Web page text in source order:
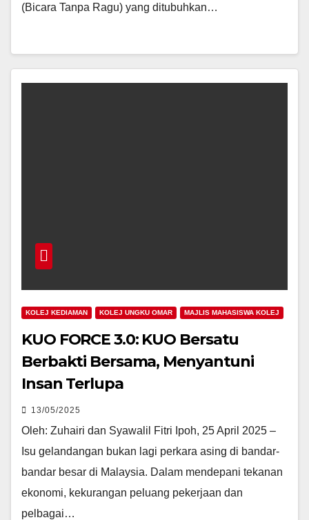
(Bicara Tanpa Ragu) yang ditubuhkan…
KOLEJ KEDIAMAN KOLEJ UNGKU OMAR MAJLIS MAHASISWA KOLEJ
KUO FORCE 3.0: KUO Bersatu
Berbakti Bersama, Menyantuni
Insan Terlupa
13/05/2025
Oleh: Zuhairi dan Syawalil Fitri Ipoh, 25 April 2025 –
Isu gelandangan bukan lagi perkara asing di bandar-
bandar besar di Malaysia. Dalam mendepani tekanan
ekonomi, kekurangan peluang pekerjaan dan
pelbagai…